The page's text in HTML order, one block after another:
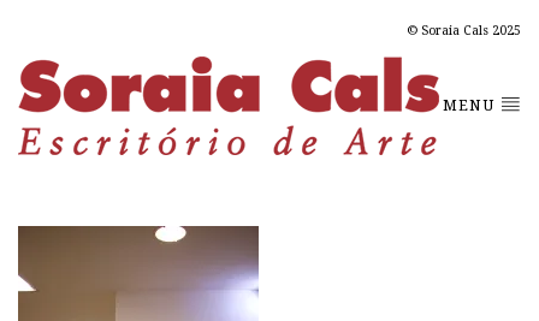
© Soraia Cals 2025
MENU